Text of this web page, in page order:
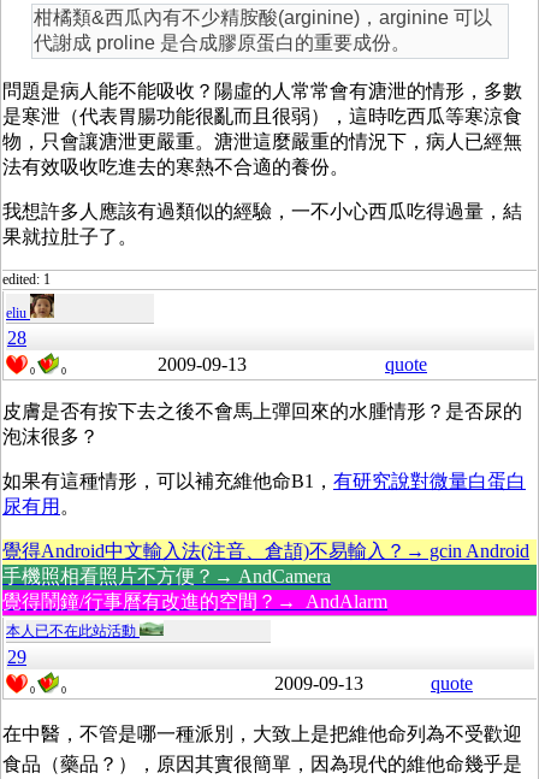
柑橘類&西瓜內有不少精胺酸(arginine)，arginine 可以
代謝成 proline 是合成膠原蛋白的重要成份。
問題是病人能不能吸收？陽虛的人常常會有溏泄的情形，多數
是寒泄（代表胃腸功能很亂而且很弱），這時吃西瓜等寒涼食
物，只會讓溏泄更嚴重。溏泄這麼嚴重的情況下，病人已經無
法有效吸收吃進去的寒熱不合適的養份。
我想許多人應該有過類似的經驗，一不小心西瓜吃得過量，結
果就拉肚子了。
edited: 1
eliu
28
0 0 2009-09-13 quote
皮膚是否有按下去之後不會馬上彈回來的水腫情形？是否尿的
泡沫很多？
如果有這種情形，可以補充維他命B1， 有研究說對微量白蛋白
尿有用 。
覺得Android中文輸入法(注音、倉頡)不易輸入？→ gcin Android
手機照相看照片不方便？→ AndCamera
覺得鬧鐘/行事曆有改進的空間？→ AndAlarm
本人已不在此站活動
29
0 0 2009-09-13 quote
在中醫，不管是哪一種派別，大致上是把維他命列為不受歡迎
食品（藥品？），原因其實很簡單，因為現代的維他命幾乎是